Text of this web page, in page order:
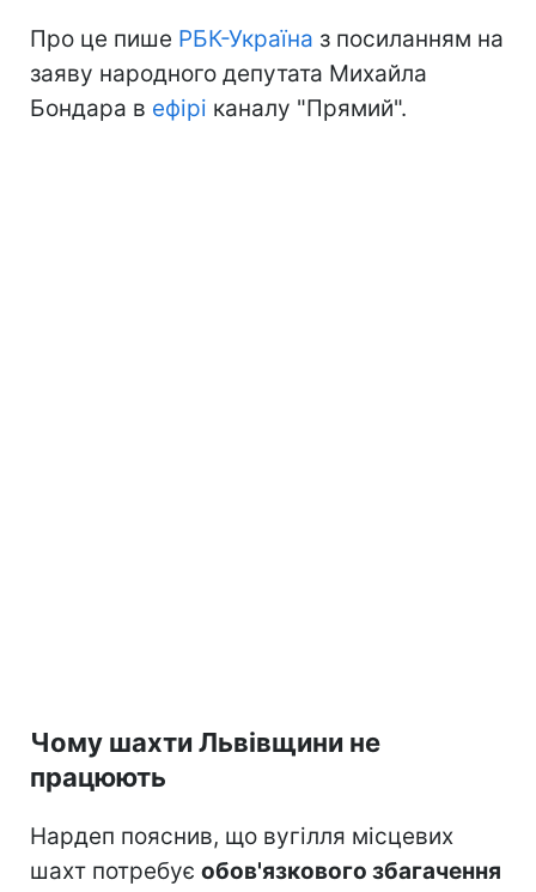
Про це пише РБК-Україна з посиланням на
заяву народного депутата Михайла
Бондара в ефірі каналу "Прямий".
Чому шахти Львівщини не
працюють
Нардеп пояснив, що вугілля місцевих
шахт потребує обов'язкового збагачення